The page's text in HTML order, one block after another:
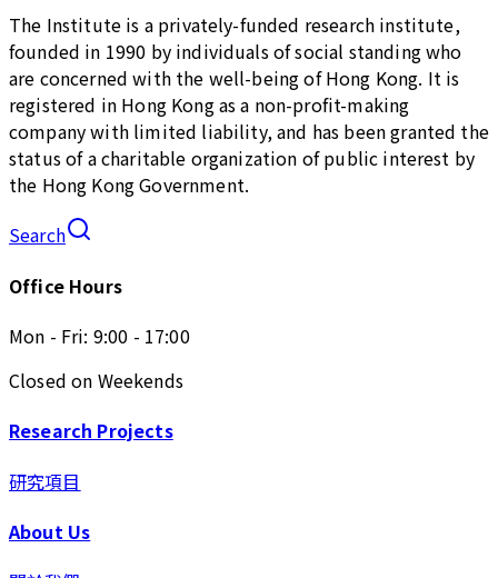
The Institute is a privately-funded research institute,
founded in 1990 by individuals of social standing who
are concerned with the well-being of Hong Kong. It is
registered in Hong Kong as a non-profit-making
company with limited liability, and has been granted the
status of a charitable organization of public interest by
the Hong Kong Government.
Search
Office Hours
Mon - Fri: 9:00 - 17:00
Closed on Weekends
Research Projects
研究項目
About Us